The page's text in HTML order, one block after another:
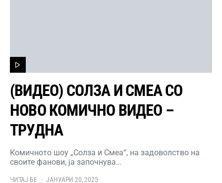
(ВИДЕО) СОЛЗА И СМЕА СО
НОВО КОМИЧНО ВИДЕО –
ТРУДНА
Комичното шоу „Солза и Смеа“, на задоволство на
своите фанови, ја започнува…
ЧИТАЈ БЕ ЈАНУАРИ 20, 2025